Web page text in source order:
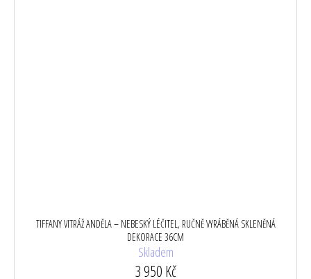
TIFFANY VITRÁŽ ANDĚLA – NEBESKÝ LÉČITEL, RUČNĚ VYRÁBĚNÁ SKLENĚNÁ
DEKORACE 36CM
Skladem
3 950 Kč